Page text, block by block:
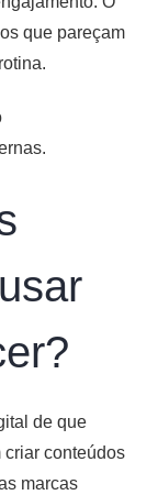
que pareçam
de que
conteúdos
marcas